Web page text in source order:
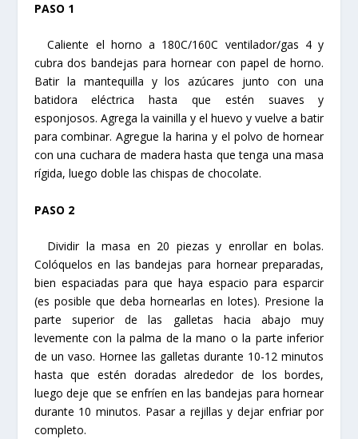
PASO 1
Caliente el horno a 180C/160C ventilador/gas 4 y
cubra dos bandejas para hornear con papel de horno.
Batir la mantequilla y los azúcares junto con una
batidora eléctrica hasta que estén suaves y
esponjosos. Agrega la vainilla y el huevo y vuelve a batir
para combinar. Agregue la harina y el polvo de hornear
con una cuchara de madera hasta que tenga una masa
rígida, luego doble las chispas de chocolate.
PASO 2
Dividir la masa en 20 piezas y enrollar en bolas.
Colóquelos en las bandejas para hornear preparadas,
bien espaciadas para que haya espacio para esparcir
(es posible que deba hornearlas en lotes). Presione la
parte superior de las galletas hacia abajo muy
levemente con la palma de la mano o la parte inferior
de un vaso. Hornee las galletas durante 10-12 minutos
hasta que estén doradas alrededor de los bordes,
luego deje que se enfríen en las bandejas para hornear
durante 10 minutos. Pasar a rejillas y dejar enfriar por
completo.